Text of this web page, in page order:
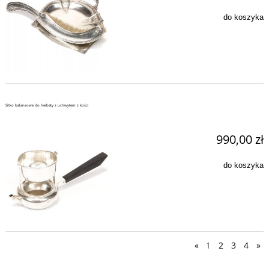
do koszyka
Sitko balansowe do herbaty z uchwytem z kości
990,00 zł
do koszyka
« 1 2 3 4 »